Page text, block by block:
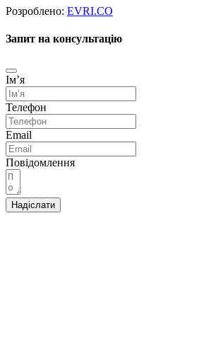
Розроблено: EVRI.CO
Запит на консультацію
Імʼя
Телефон
Email
Повідомлення
Надіслати